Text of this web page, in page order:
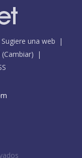
Sugiere una web
(Cambiar)